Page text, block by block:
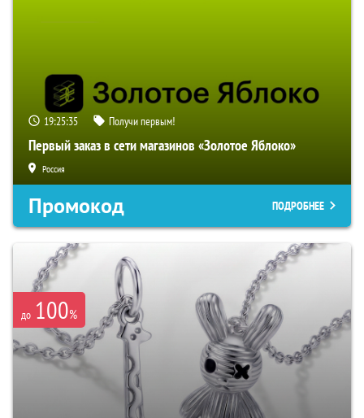
19:25:34 Получи первым!
Первый заказ в сети магазинов «Золотое Яблоко»
Россия
Промокод ПОДРОБНЕЕ
до 100%